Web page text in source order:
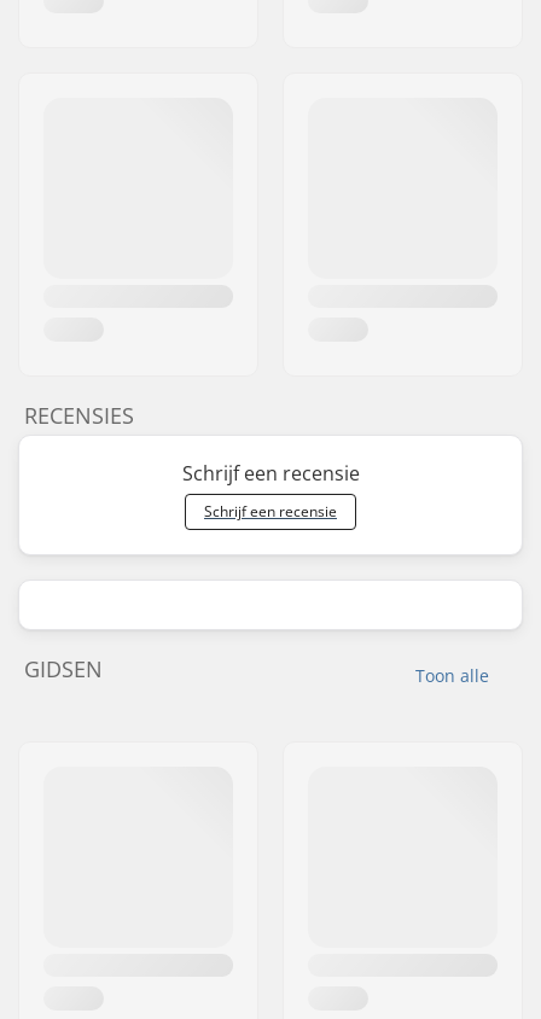
RECENSIES
Schrijf een recensie
Schrijf een recensie
Toon alle
GIDSEN